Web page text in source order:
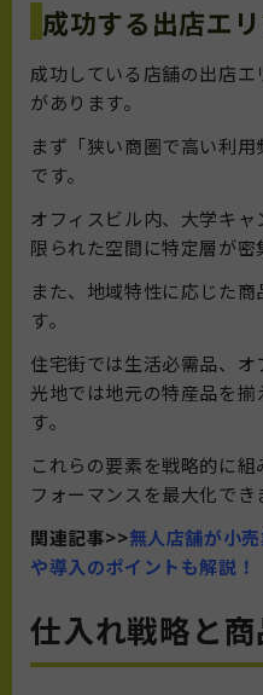
成功する出店エ
成功している店舗の出店
があります。
まず「狭い商圏で高い利
です。
オフィスビル内、大学キャ
限られた空間に特定層が密
また、地域特性に応じた
す。
住宅街では生活必需品、
光地では地元の特産品を
す。
これらの要素を戦略的に
フォーマンスを最大化でき
関連記事>>無人店舗が小
や導入のポイントも解説！
仕入れ戦略と